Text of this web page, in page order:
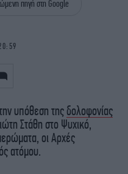
ΖΩΔΙΑ
ELAMEFORA
πηγή στη Google
υπόθεση της δολοφονίας
Στάθη στο Ψυχικό,
οι Αρχές
ατόμου.